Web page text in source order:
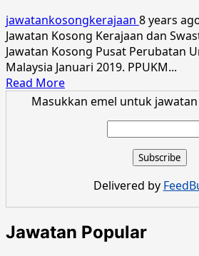
jawatankosongkerajaan 8 years
Jawatan Kosong Kerajaan dan
Jawatan Kosong Pusat Perubatan
Malaysia Januari 2019. PPUKM...
Read MoreRead
more
Universiti
Kebangsaan
Malaysia
Januari
Masukkan emel untuk
Delivered by
Jawatan Popular